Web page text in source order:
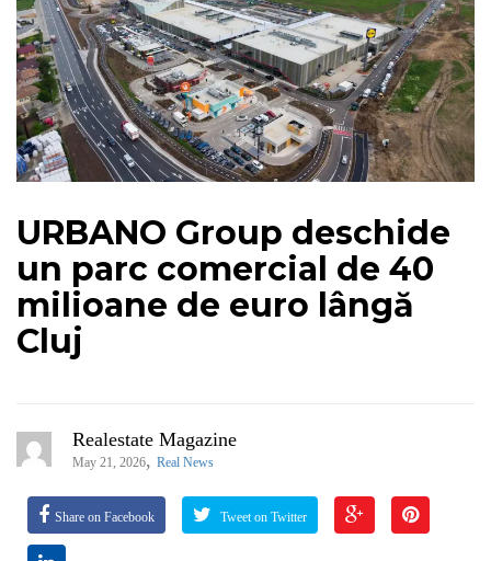
URBANO Group deschide
un parc comercial de 40
milioane de euro lângă
Cluj
Realestate Magazine
May 21, 2026, Real News
Share on Facebook Tweet on Twitter